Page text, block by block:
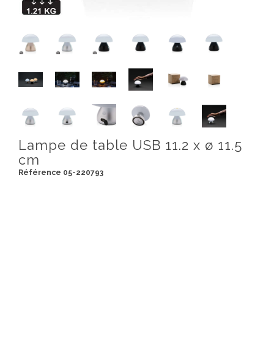
Lampe de table USB 11.2 x ø 11.5
cm
Référence 05-220793